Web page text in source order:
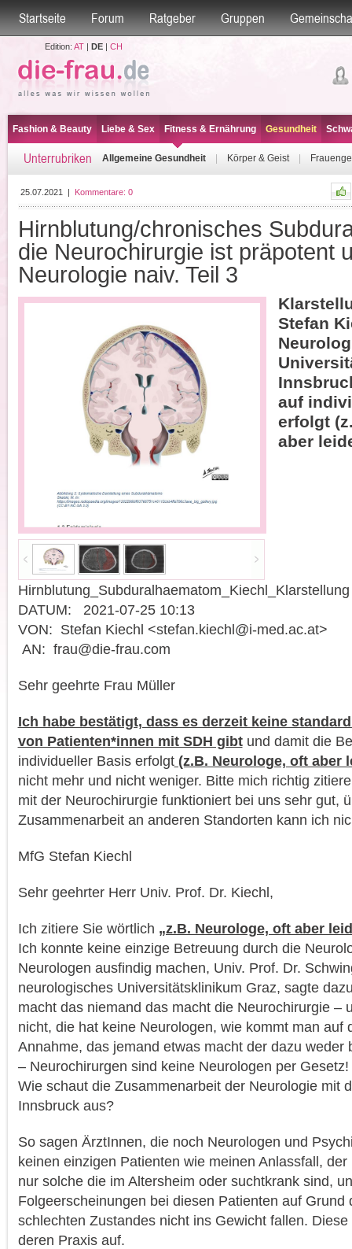
Startseite Forum Ratgeber Gruppen
Edition: AT| DE| CH
Fashion & Beauty Liebe & Sex Fitness & Ernährung Gesundheit
Unterrubriken Allgemeine Gesundheit Körper & Geist|
25.07.2021 | Kommentare: 0
Hirnblutung/chronisches
die Neurochirurgie ist präpotent
Neurologie naiv. Teil 3
Stefan
auf
erfolgt
aber
Hirnblutung_Subduralhaematom_Kiechl_Klarstellung
DATUM: 2021-07-25 10:13
VON: Stefan Kiechl <stefan.kiechl@i-med.ac.at>
AN: frau@die-frau.com
Sehr geehrte Frau Müller
Ich habe bestätigt, dass es derzeit keine
von Patienten*innen mit SDH gibtund damit die
individueller Basis erfolgt(z.B. Neurologe, oft aber
nicht mehr und nicht weniger. Bitte mich richtig
mit der Neurochirurgie funktioniert bei uns sehr gut,
Zusammenarbeit an anderen Standorten kann ich
MfG Stefan Kiechl
Sehr geehrter Herr Univ. Prof. Dr. Kiechl,
Ich zitiere Sie wörtlich „z.B. Neurologe, oft aber
Ich konnte keine einzige Betreuung durch die
Neurologen ausfindig machen, Univ. Prof. Dr.
neurologisches Universitätsklinikum Graz, sagte
macht das niemand das macht die Neurochirurgie –
nicht, die hat keine Neurologen, wie kommt man auf
Annahme, das jemand etwas macht der dazu weder
– Neurochirurgen sind keine Neurologen per Gesetz!
Wie schaut die Zusammenarbeit der Neurologie mit
Innsbruck aus?
So sagen ÄrztInnen, die noch Neurologen und
keinen einzigen Patienten wie meinen Anlassfall,
nur solche die im Altersheim oder suchtkrank sind,
Folgeerscheinungen bei diesen Patienten auf Grund
schlechten Zustandes nicht ins Gewicht fallen.
deren Praxis auf.